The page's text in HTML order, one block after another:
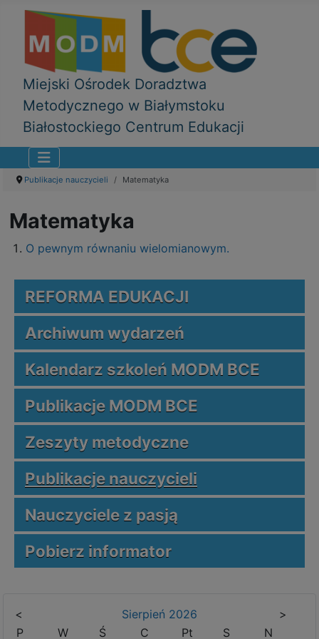
Miejski Ośrodek Doradztwa
Metodycznego w Białymstoku
Białostockiego Centrum Edukacji
Publikacje nauczycieli Matematyka
Matematyka
O pewnym równaniu wielomianowym.
REFORMA EDUKACJI
Archiwum wydarzeń
Kalendarz szkoleń MODM BCE
Publikacje MODM BCE
Zeszyty metodyczne
Publikacje nauczycieli
Nauczyciele z pasją
Pobierz informator
< Sierpień 2026
>
P
W Ś C Pt S
N